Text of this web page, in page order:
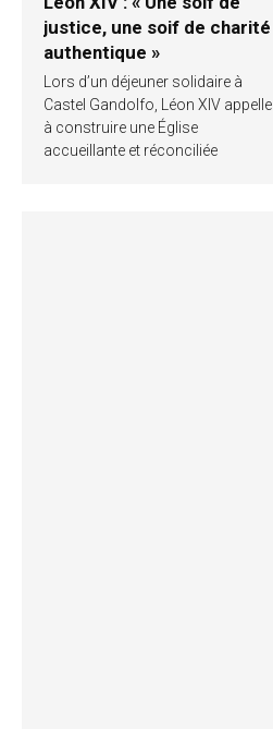
justice, une soif de charité
authentique »
Lors d’un déjeuner solidaire à
Castel Gandolfo, Léon XIV appelle
à construire une Église
accueillante et réconciliée